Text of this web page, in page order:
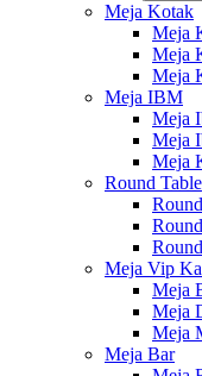
Meja Kotak
Meja
Meja
Meja
Meja IBM
Meja
Meja
Meja
Round Table
Meja Vip
Meja
Meja
Meja
Meja Bar